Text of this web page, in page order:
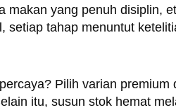
makan yang penuh disiplin,
setiap tahap menuntut
Pilih varian premium
itu, susun stok hemat